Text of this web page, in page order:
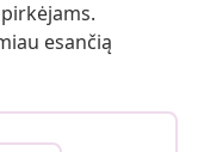
esančią